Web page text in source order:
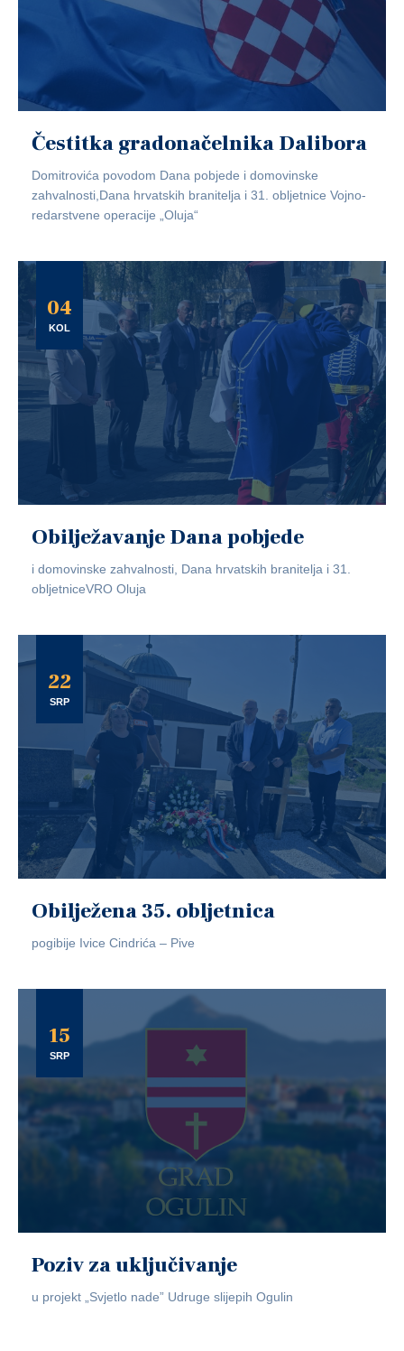
Čestitka gradonačelnika Dalibora
Domitrovića povodom Dana pobjede i domovinske
zahvalnosti,Dana hrvatskih branitelja i 31. obljetnice Vojno-
redarstvene operacije „Oluja“
04
KOL
Obilježavanje Dana pobjede
i domovinske zahvalnosti, Dana hrvatskih branitelja i 31.
obljetniceVRO Oluja
22
SRP
Obilježena 35. obljetnica
pogibije Ivice Cindrića – Pive
15
SRP
Poziv za uključivanje
u projekt „Svjetlo nade” Udruge slijepih Ogulin